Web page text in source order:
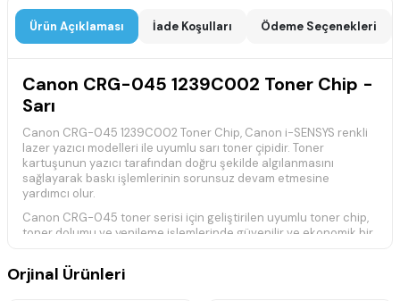
Ürün Açıklaması İade Koşulları Ödeme Seçenekleri
Canon CRG-045 1239C002 Toner Chip -
Sarı
Canon CRG-045 1239C002 Toner Chip, Canon i-SENSYS renkli
lazer yazıcı modelleri ile uyumlu sarı toner çipidir. Toner
kartuşunun yazıcı tarafından doğru şekilde algılanmasını
sağlayarak baskı işlemlerinin sorunsuz devam etmesine
yardımcı olur.
Canon CRG-045 toner serisi için geliştirilen uyumlu toner chip,
toner dolumu ve yenileme işlemlerinde güvenilir ve ekonomik bir
profesyonel kullanıcılar için idealdir.
Teknik Özellikler
Orjinal Ürünleri